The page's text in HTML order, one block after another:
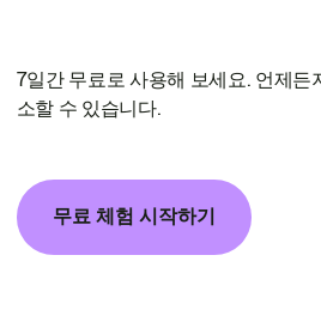
7일간 무료로 사용해 보세요. 언제든
소할 수 있습니다.
무료 체험 시작하기